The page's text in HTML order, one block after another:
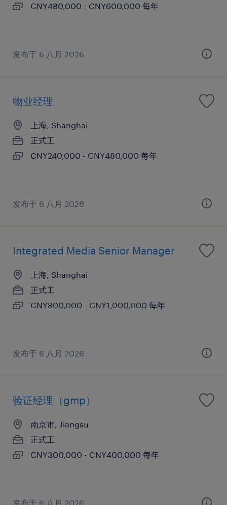
CNY480,000 - CNY600,000 每年
发布于 6 八月 2026
物业经理
上海, Shanghai
正式工
CNY240,000 - CNY480,000 每年
发布于 6 八月 2026
Integrated Media Senior Manager
上海, Shanghai
正式工
CNY800,000 - CNY1,000,000 每年
发布于 6 八月 2026
验证经理（gmp）
南京市, Jiangsu
正式工
CNY300,000 - CNY400,000 每年
发布于 6 八月 2026